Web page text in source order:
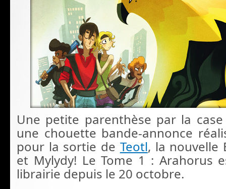
Une petite parenthèse par la case
une chouette bande-annonce
pour la sortie de Teotl, la nouvelle
et Mylydy! Le Tome 1 : Arahorus
librairie depuis le 20 octobre.